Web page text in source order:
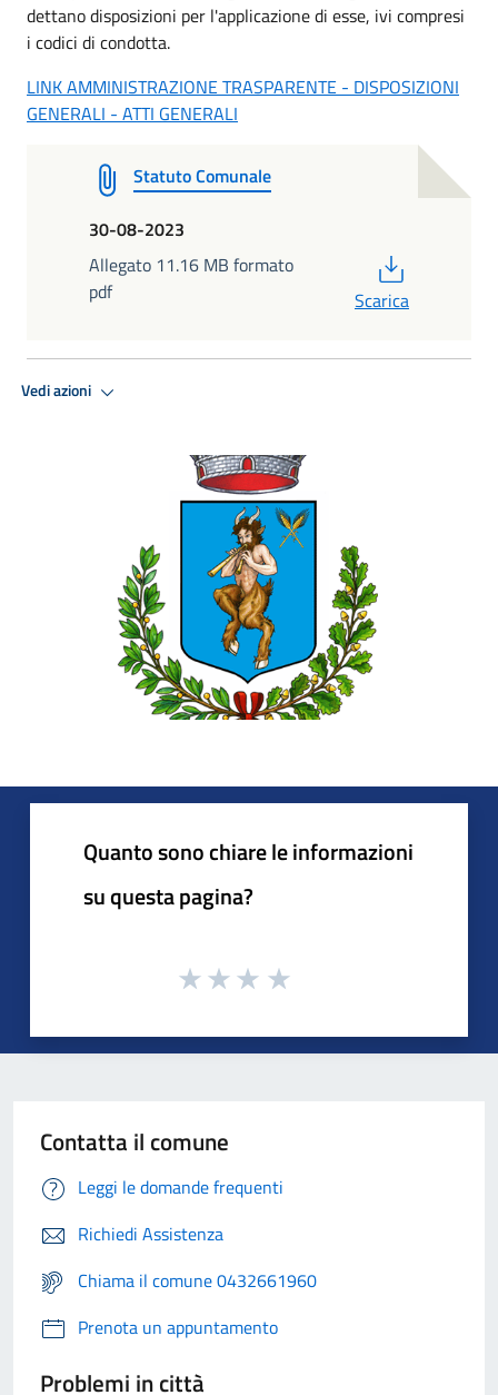
dettano disposizioni per l'applicazione di esse, ivi compresi
i codici di condotta.
LINK AMMINISTRAZIONE TRASPARENTE - DISPOSIZIONI
GENERALI - ATTI GENERALI
Statuto Comunale
30-08-2023
Allegato 11.16 MB formato
pdf
Scarica
Vedi azioni
Quanto sono chiare le informazioni
su questa pagina?
Contatta il comune
Leggi le domande frequenti
Richiedi Assistenza
Chiama il comune 0432661960
Prenota un appuntamento
Problemi in città